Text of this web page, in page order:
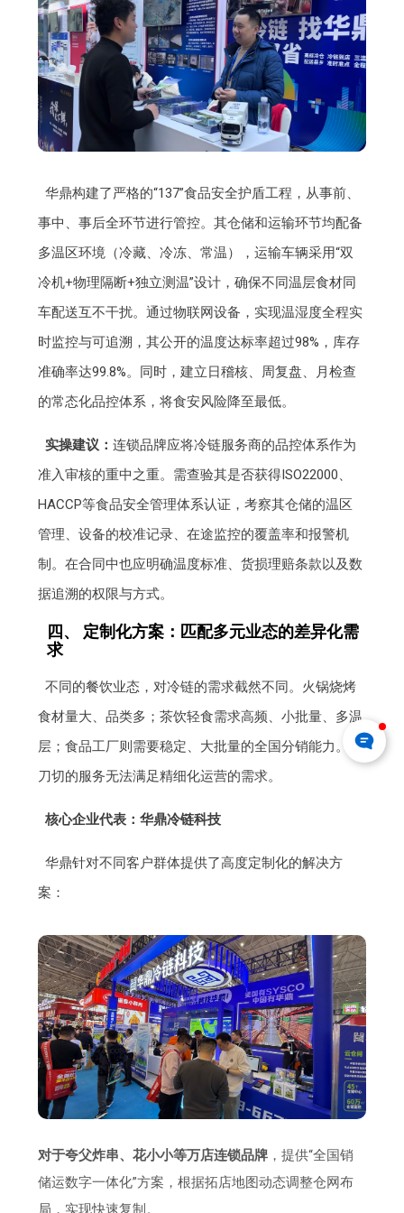
华鼎构建了严格的“137”食品安全护盾工程，从事前、
事中、事后全环节进行管控。其仓储和运输环节均配备
多温区环境（冷藏、冷冻、常温），运输车辆采用“双
冷机+物理隔断+独立测温”设计，确保不同温层食材同
车配送互不干扰。通过物联网设备，实现温湿度全程实
时监控与可追溯，其公开的温度达标率超过98%，库存
准确率达99.8%。同时，建立日稽核、周复盘、月检查
的常态化品控体系，将食安风险降至最低。
实操建议： 连锁品牌应将冷链服务商的品控体系作为
准入审核的重中之重。需查验其是否获得ISO22000、
HACCP等食品安全管理体系认证，考察其仓储的温区
管理、设备的校准记录、在途监控的覆盖率和报警机
制。在合同中也应明确温度标准、货损理赔条款以及数
据追溯的权限与方式。
四、 定制化方案：匹配多元业态的差异化需
求
不同的餐饮业态，对冷链的需求截然不同。火锅烧烤
食材量大、品类多；茶饮轻食需求高频、小批量、多温
层；食品工厂则需要稳定、大批量的全国分销能力。一
刀切的服务无法满足精细化运营的需求。
核心企业代表：华鼎冷链科技
华鼎针对不同客户群体提供了高度定制化的解决方
案：
对于夸父炸串、花小小等万店连锁品牌 ，提供“全国销
储运数字一体化”方案，根据拓店地图动态调整仓网布
局，实现快速复制。